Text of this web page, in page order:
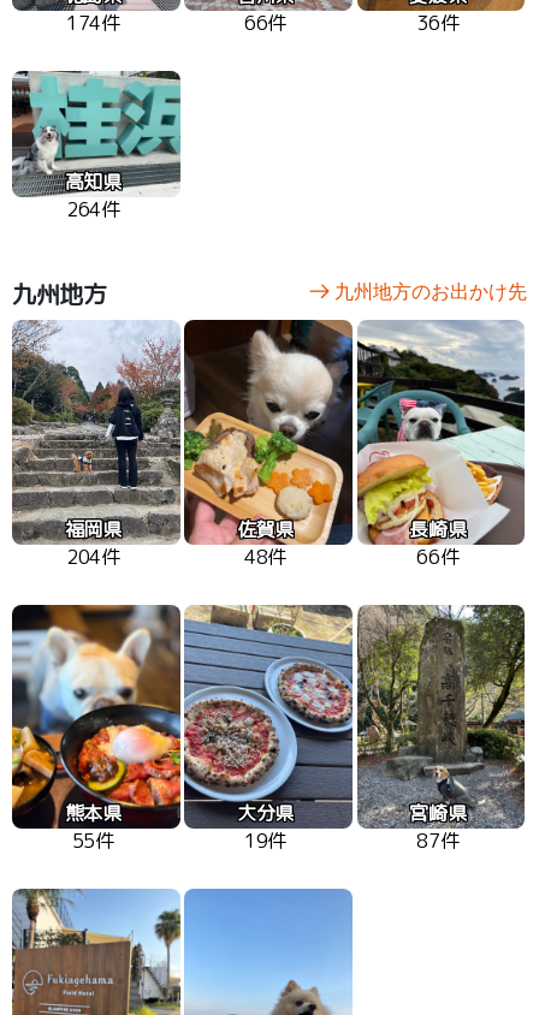
174件
66件
36件
高知県
264件
九州地方 九州地方のお出かけ先
福岡県
204件
佐賀県
48件
長崎県
66件
熊本県
55件
大分県
19件
宮崎県
87件